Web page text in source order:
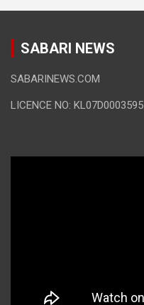
SABARI NEWS
SABARINEWS.COM
LICENCE NO: KL07D0003595